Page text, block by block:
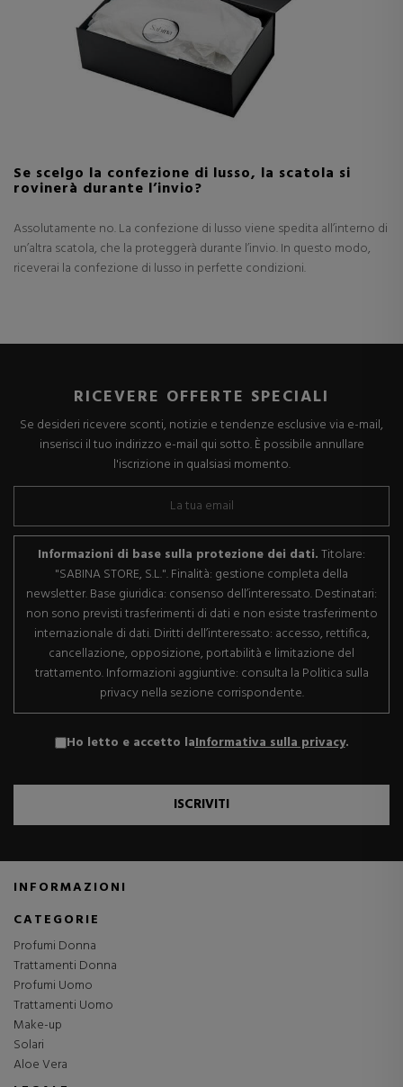
Se scelgo la confezione di lusso, la scatola si
rovinerà durante l’invio?
Assolutamente no. La confezione di lusso viene spedita all’interno di
un’altra scatola, che la proteggerà durante l’invio. In questo modo,
riceverai la confezione di lusso in perfette condizioni.
RICEVERE OFFERTE SPECIALI
Se desideri ricevere sconti, notizie e tendenze esclusive via e-mail,
inserisci il tuo indirizzo e-mail qui sotto. È possibile annullare
l'iscrizione in qualsiasi momento.
Informazioni di base sulla protezione dei dati.Titolare:
"SABINA STORE, S.L.". Finalità: gestione completa della
newsletter. Base giuridica: consenso dell’interessato. Destinatari:
non sono previsti trasferimenti di dati e non esiste trasferimento
internazionale di dati. Diritti dell’interessato: accesso, rettifica,
cancellazione, opposizione, portabilità e limitazione del
trattamento. Informazioni aggiuntive: consulta la Politica sulla
privacy nella sezione corrispondente.
Ho letto e accetto laInformativa sulla privacy.
ISCRIVITI
INFORMAZIONI
CATEGORIE
Profumi Donna
Trattamenti Donna
Profumi Uomo
Trattamenti Uomo
Make-up
Solari
Aloe Vera